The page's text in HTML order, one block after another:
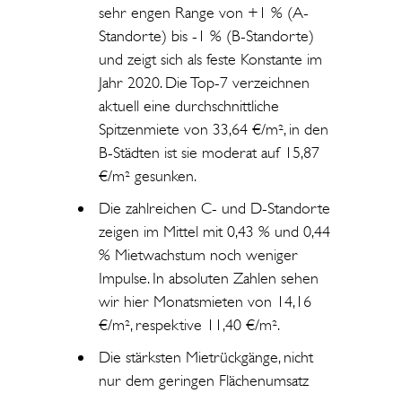
sehr engen Range von +1 % (A-
Standorte) bis -1 % (B-Standorte)
und zeigt sich als feste Konstante im
Jahr 2020. Die Top-7 verzeichnen
aktuell eine durchschnittliche
Spitzenmiete von 33,64 €/m², in den
B-Städten ist sie moderat auf 15,87
€/m² gesunken.
Die zahlreichen C- und D-Standorte
zeigen im Mittel mit 0,43 % und 0,44
% Mietwachstum noch weniger
Impulse. In absoluten Zahlen sehen
wir hier Monatsmieten von 14,16
€/m², respektive 11,40 €/m².
Die stärksten Mietrückgänge, nicht
nur dem geringen Flächenumsatz